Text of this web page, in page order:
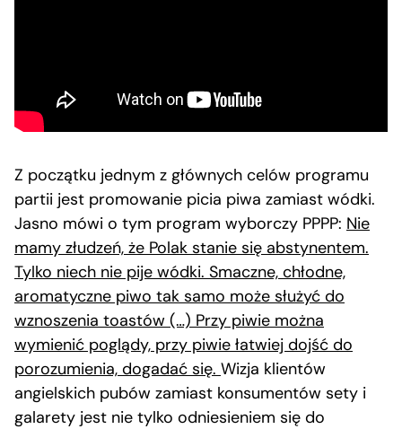
Z początku jednym z głównych celów programu
partii jest promowanie picia piwa zamiast wódki.
Jasno mówi o tym program wyborczy PPPP: Nie
mamy złudzeń, że Polak stanie się abstynentem.
Tylko niech nie pije wódki. Smaczne, chłodne,
aromatyczne piwo tak samo może służyć do
wznoszenia toastów (…) Przy piwie można
wymienić poglądy, przy piwie łatwiej dojść do
porozumienia, dogadać się. Wizja klientów
angielskich pubów zamiast konsumentów sety i
galarety jest nie tylko odniesieniem się do